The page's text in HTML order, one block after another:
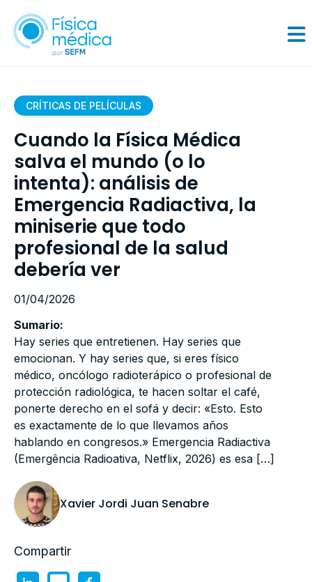
CRÍTICAS DE PELÍCULAS
Cuando la Física Médica
salva el mundo (o lo
intenta): análisis de
Emergencia Radiactiva, la
miniserie que todo
profesional de la salud
debería ver
01/04/2026
Sumario:
Hay series que entretienen. Hay series que
emocionan. Y hay series que, si eres físico
médico, oncólogo radioterápico o profesional de
protección radiológica, te hacen soltar el café,
ponerte derecho en el sofá y decir: «Esto. Esto
es exactamente de lo que llevamos años
hablando en congresos.» Emergencia Radiactiva
(Emergência Radioativa, Netflix, 2026) es esa […]
Xavier Jordi Juan Senabre
Compartir